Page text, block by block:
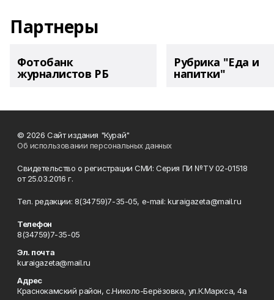
Партнеры
Фотобанк
журналистов РБ
Рубрика "Еда и
напитки"
© 2026 Сайт издания "Курай"
Об использовании персональных данных
Свидетельство о регистрации СМИ: Серия ПИ №ТУ 02-01518
от 25.03.2016 г.
Тел. редакции: 8(34759)7-35-05, e-mail: kuraigazeta@mail.ru
Телефон
8(34759)7-35-05
Эл. почта
kuraigazeta@mail.ru
Адрес
Краснокамский район, с.Николо-Берёзовка, ул.К.Маркса, 4а